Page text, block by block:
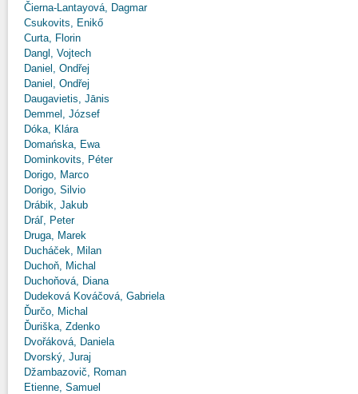
Čierna-Lantayová, Dagmar
Csukovits, Enikő
Curta, Florin
Dangl, Vojtech
Daniel, Ondřej
Daniel, Ondřej
Daugavietis, Jānis
Demmel, József
Dóka, Klára
Domańska, Ewa
Dominkovits, Péter
Dorigo, Marco
Dorigo, Silvio
Drábik, Jakub
Dráľ, Peter
Druga, Marek
Ducháček, Milan
Duchoň, Michal
Duchoňová, Diana
Dudeková Kováčová, Gabriela
Ďurčo, Michal
Ďuriška, Zdenko
Dvořáková, Daniela
Dvorský, Juraj
Džambazovič, Roman
Etienne, Samuel